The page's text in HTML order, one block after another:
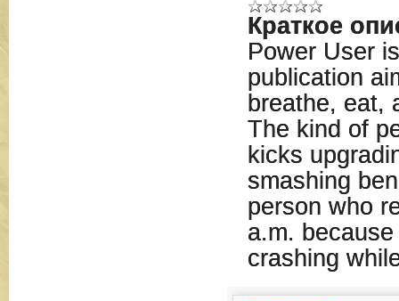
Краткое
Power User
publication
breathe, eat,
The kind of
kicks
smashing
person who
a.m.
crashing